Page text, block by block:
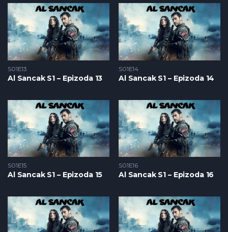
S01E13
Al Sancak S1 – Epizoda 13
S01E14
Al Sancak S1 – Epizoda 14
S01E15
Al Sancak S1 – Epizoda 15
S01E16
Al Sancak S1 – Epizoda 16